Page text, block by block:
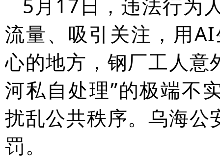
5月17日，违法行为
流量、吸引关注，用
心的地方，钢厂工人意
河私自处理”的极端不
扰乱公共秩序。乌海公
罚。